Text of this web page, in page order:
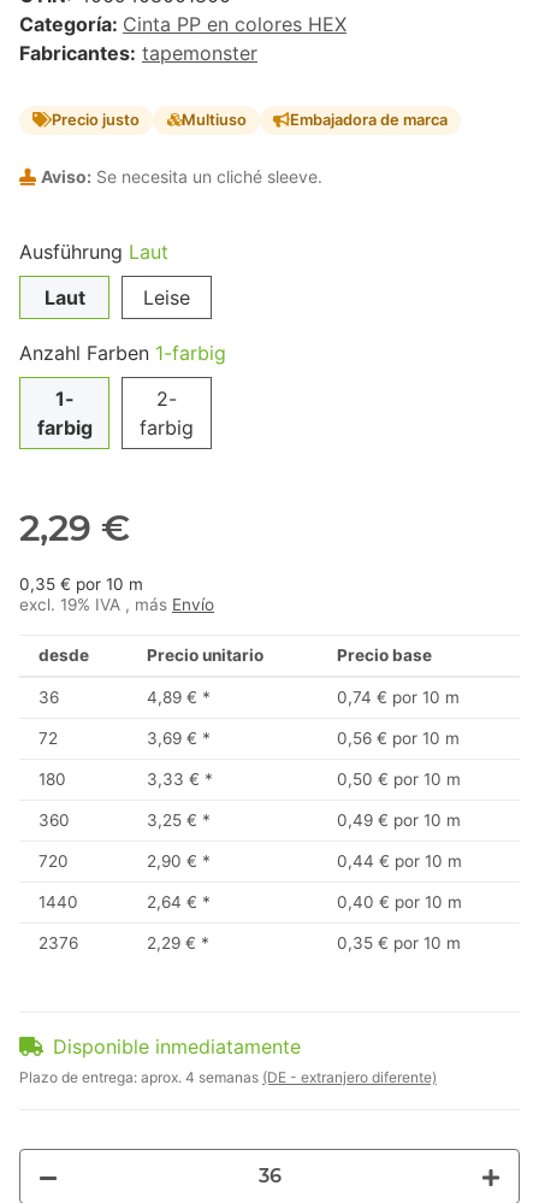
Categoría: Cinta PP en colores HEX
Fabricantes: tapemonster
Precio justo Multiuso Embajadora de marca
Aviso: Se necesita un cliché sleeve.
Ausführung Laut
Laut
Leise
Anzahl Farben 1-farbig
1-
farbig
2-
farbig
2,29 €
0,35 € por 10 m
excl. 19% IVA , más Envío
desde Precio unitario Precio base
36 4,89 € * 0,74 € por 10 m
72 3,69 € * 0,56 € por 10 m
180 3,33 € * 0,50 € por 10 m
360 3,25 € * 0,49 € por 10 m
720 2,90 € * 0,44 € por 10 m
1440 2,64 € * 0,40 € por 10 m
2376 2,29 € * 0,35 € por 10 m
Disponible inmediatamente
Plazo de entrega: aprox. 4 semanas (DE - extranjero diferente)